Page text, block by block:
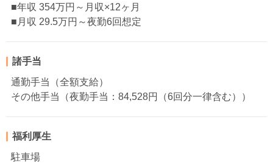
■年収 354万円～月収×12ヶ月
■月収 29.5万円～夜勤6回想定
諸手当
通勤手当（全額支給）
その他手当（夜勤手当：84,528円（6回分一律含む））
福利厚生
駐車場